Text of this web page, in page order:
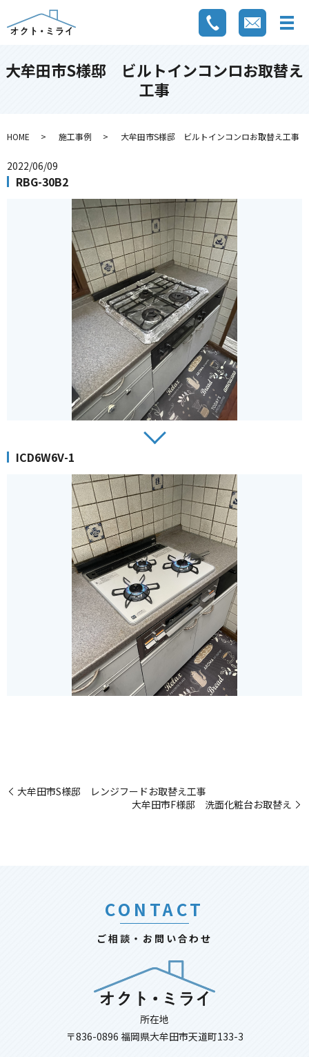
大牟田市S様邸 ビルトインコンロお取替え
工事
HOME 施工事例 大牟田市S様邸 ビルトインコンロお取替え工事
2022/06/09
RBG-30B2
ICD6W6V-1
大牟田市S様邸 レンジフードお取替え工事
大牟田市F様邸 洗面化粧台お取替え
CONTACT
ご相談・お問い合わせ
所在地
〒836-0896 福岡県大牟田市天道町133-3